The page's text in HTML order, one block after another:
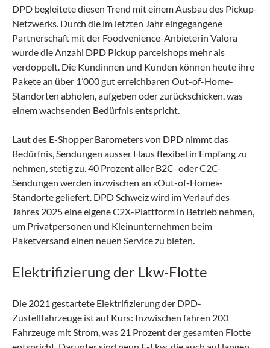
DPD begleitete diesen Trend mit einem Ausbau des Pickup-
Netzwerks. Durch die im letzten Jahr eingegangene
Partnerschaft mit der Foodvenience-Anbieterin Valora
wurde die Anzahl DPD Pickup parcelshops mehr als
verdoppelt. Die Kundinnen und Kunden können heute ihre
Pakete an über 1’000 gut erreichbaren Out-of-Home-
Standorten abholen, aufgeben oder zurückschicken, was
einem wachsenden Bedürfnis entspricht.
Laut des E-Shopper Barometers von DPD nimmt das
Bedürfnis, Sendungen ausser Haus flexibel in Empfang zu
nehmen, stetig zu. 40 Prozent aller B2C- oder C2C-
Sendungen werden inzwischen an «Out-of-Home»-
Standorte geliefert. DPD Schweiz wird im Verlauf des
Jahres 2025 eine eigene C2X-Plattform in Betrieb nehmen,
um Privatpersonen und Kleinunternehmen beim
Paketversand einen neuen Service zu bieten.
Elektrifizierung der Lkw-Flotte
Die 2021 gestartete Elektrifizierung der DPD-
Zustellfahrzeuge ist auf Kurs: Inzwischen fahren 200
Fahrzeuge mit Strom, was 21 Prozent der gesamten Flotte